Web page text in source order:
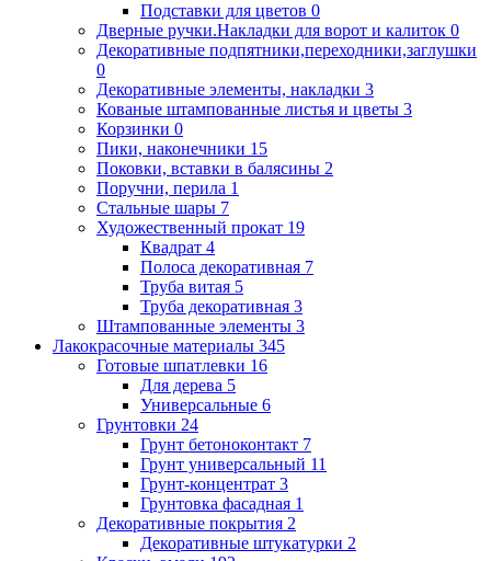
Подставки для цветов 0
Дверные ручки.Накладки для ворот и калиток 0
Декоративные подпятники,переходники,заглушки
0
Декоративные элементы, накладки 3
Кованые штампованные листья и цветы 3
Корзинки 0
Пики, наконечники 15
Поковки, вставки в балясины 2
Поручни, перила 1
Стальные шары 7
Художественный прокат 19
Квадрат 4
Полоса декоративная 7
Труба витая 5
Труба декоративная 3
Штампованные элементы 3
Лакокрасочные материалы 345
Готовые шпатлевки 16
Для дерева 5
Универсальные 6
Грунтовки 24
Грунт бетоноконтакт 7
Грунт универсальный 11
Грунт-концентрат 3
Грунтовка фасадная 1
Декоративные покрытия 2
Декоративные штукатурки 2